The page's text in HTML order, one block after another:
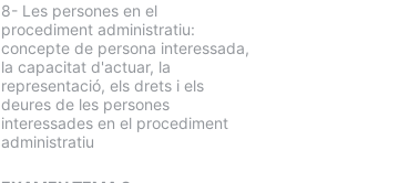
8- Les persones en el
procediment administratiu:
concepte de persona interessada,
la capacitat d'actuar, la
representació, els drets i els
deures de les persones
interessades en el procediment
administratiu